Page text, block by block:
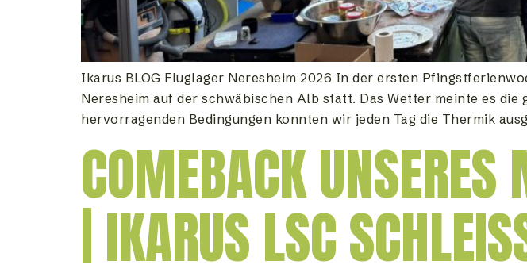
Ikarus BLOG Fluglager Neresheim 2026 In der ersten
Neresheim auf der schwäbischen Alb statt. Das Wetter meinte es
hervorragenden Bedingungen konnten wir jeden Tag die Thermik
COMEBACK UNSERES
| IKARUS LSC